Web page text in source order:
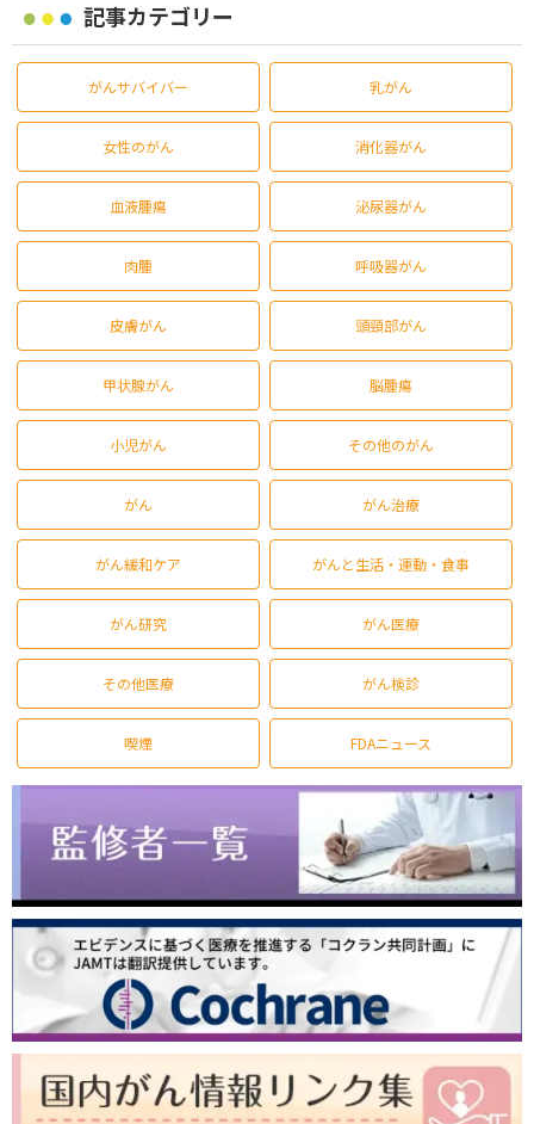
記事カテゴリー
がんサバイバー 乳がん
女性のがん 消化器がん
血液腫瘍 泌尿器がん
肉腫 呼吸器がん
皮膚がん 頭頸部がん
甲状腺がん 脳腫瘍
小児がん その他のがん
がん がん治療
がん緩和ケア がんと生活・運動・食事
がん研究 がん医療
その他医療 がん検診
喫煙 FDAニュース